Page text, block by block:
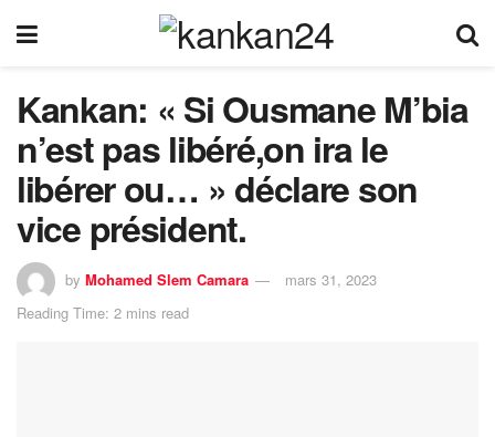
Kankan: « Si Ousmane M’bia
n’est pas libéré,on ira le
libérer ou… » déclare son
vice président.
by Mohamed Slem Camara
mars 31, 2023
Reading Time: 2 mins read